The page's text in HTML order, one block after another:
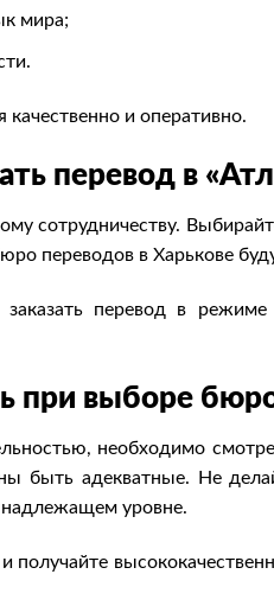
мира;
и оперативно.
перевод в
сотрудничеству.
переводов в Харькове
перевод в
при выборе
необходимо
быть адекватные. Не
надлежащем уровне.
и получайте